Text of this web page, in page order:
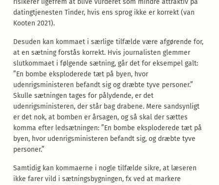
risikerer ligefrem at blive vurderet som mindre attraktiv på
datingtjenesten Tinder, hvis ens sprog ikke er korrekt (van
Kooten 2021).
Desuden kan kommaet i særlige tilfælde være afgørende for,
at en sætning forstås korrekt. Hvis journalisten glemmer
slutkommaet i følgende sætning, går det for eksempel galt:
”En bombe eksploderede tæt på byen, hvor
udenrigsministeren befandt sig og dræbte tyve personer.”
Skulle sætningen tages for pålydende, er det
udenrigsministeren, der står bag drabene. Mere sandsynligt
er det nok, at bomben er årsagen, og så skal der sættes
komma efter ledsætningen: ”En bombe eksploderede tæt på
byen, hvor udenrigsministeren befandt sig, og dræbte tyve
personer.”
Samtidig kan kommaerne i nogle tilfælde sikre, at læseren
ikke farer vild i sætningsbygningen, fx ved at markere